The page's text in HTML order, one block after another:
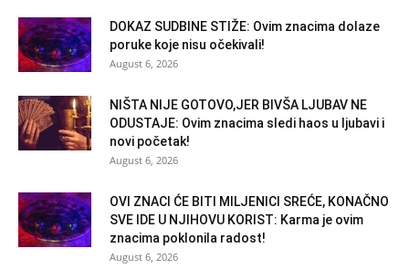
DOKAZ SUDBINE STIŽE: Ovim znacima dolaze
poruke koje nisu očekivali!
August 6, 2026
NIŠTA NIJE GOTOVO,JER BIVŠA LJUBAV NE
ODUSTAJE: Ovim znacima sledi haos u ljubavi i
novi početak!
August 6, 2026
OVI ZNACI ĆE BITI MILJENICI SREĆE, KONAČNO
SVE IDE U NJIHOVU KORIST: Karma je ovim
znacima poklonila radost!
August 6, 2026